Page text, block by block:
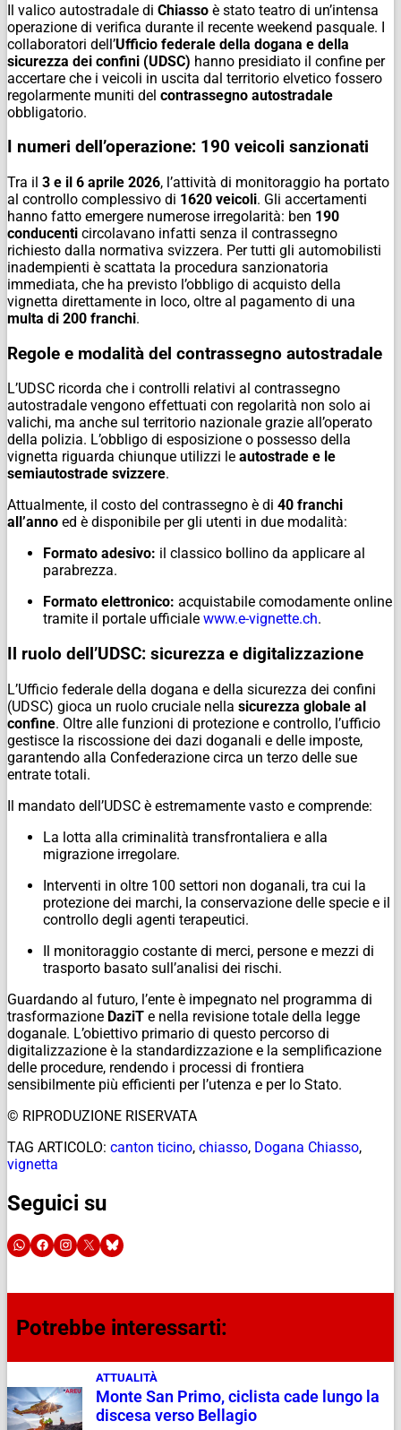
Il valico autostradale di Chiasso è stato teatro di un’intensa
operazione di verifica durante il recente weekend pasquale. I
collaboratori dell’Ufficio federale della dogana e della
sicurezza dei confini (UDSC) hanno presidiato il confine per
accertare che i veicoli in uscita dal territorio elvetico fossero
regolarmente muniti del contrassegno autostradale
obbligatorio.
I numeri dell’operazione: 190 veicoli sanzionati
Tra il 3 e il 6 aprile 2026, l’attività di monitoraggio ha portato
al controllo complessivo di 1620 veicoli. Gli accertamenti
hanno fatto emergere numerose irregolarità: ben 190
conducenti circolavano infatti senza il contrassegno
richiesto dalla normativa svizzera. Per tutti gli automobilisti
inadempienti è scattata la procedura sanzionatoria
immediata, che ha previsto l’obbligo di acquisto della
vignetta direttamente in loco, oltre al pagamento di una
multa di 200 franchi.
Regole e modalità del contrassegno autostradale
L’UDSC ricorda che i controlli relativi al contrassegno
autostradale vengono effettuati con regolarità non solo ai
valichi, ma anche sul territorio nazionale grazie all’operato
della polizia. L’obbligo di esposizione o possesso della
vignetta riguarda chiunque utilizzi le autostrade e le
semiautostrade svizzere.
Attualmente, il costo del contrassegno è di 40 franchi
all’anno ed è disponibile per gli utenti in due modalità:
Formato adesivo: il classico bollino da applicare al
parabrezza.
Formato elettronico: acquistabile comodamente online
tramite il portale ufficiale www.e-vignette.ch.
Il ruolo dell’UDSC: sicurezza e digitalizzazione
L’Ufficio federale della dogana e della sicurezza dei confini
(UDSC) gioca un ruolo cruciale nella sicurezza globale al
confine. Oltre alle funzioni di protezione e controllo, l’ufficio
gestisce la riscossione dei dazi doganali e delle imposte,
garantendo alla Confederazione circa un terzo delle sue
entrate totali.
Il mandato dell’UDSC è estremamente vasto e comprende:
La lotta alla criminalità transfrontaliera e alla
migrazione irregolare.
Interventi in oltre 100 settori non doganali, tra cui la
protezione dei marchi, la conservazione delle specie e il
controllo degli agenti terapeutici.
Il monitoraggio costante di merci, persone e mezzi di
trasporto basato sull’analisi dei rischi.
Guardando al futuro, l’ente è impegnato nel programma di
trasformazione DaziT e nella revisione totale della legge
doganale. L’obiettivo primario di questo percorso di
digitalizzazione è la standardizzazione e la semplificazione
delle procedure, rendendo i processi di frontiera
sensibilmente più efficienti per l’utenza e per lo Stato.
© RIPRODUZIONE RISERVATA
TAG ARTICOLO: canton ticino, chiasso, Dogana Chiasso,
vignetta
Seguici su
Potrebbe interessarti:
ATTUALITÀ
Monte San Primo, ciclista cade lungo la
discesa verso Bellagio